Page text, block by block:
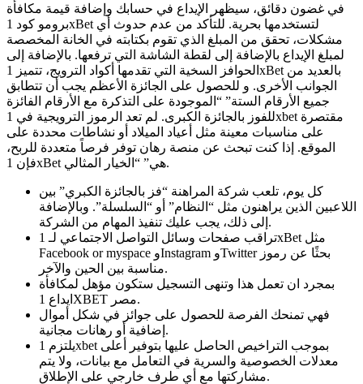
في غضون دقائق، سيظهر الإيداع في حسابك وإضافة قيمة مكافأة
برومو كود 1xBet لتستخدمها بحرية. للتأكد من عدم حدوث أي
مشكلات، تحقق من المبلغ الذي تقوم بكتابته في الخانة المخصصة
لمبلغ الإيداع بالإضافة إلى لقطة الشاشة التي ترفعها. بالإضافة إلى
الحوافز السخية التي تقدمها أكواد الترويج، تتميز 1xBet بالعديد من
الجوانب الأخرى. و للحصول على الجائزة الأعظم يجب أن تتطابق
جميع الأرقام الستة” “الموجودة على التذكرة مع الأرقام الفائزة
للفوز بالجائزة الكبرى. لم تعد الرموز الترويجية في 1xbet مقتصرة
على مناسبات معينة مثل أعياد الميلاد أو نشاطات محددة على
الموقع. إذا كنت تبحث عن منصة رهان توفر فرصاً متعددة للربح،
فإن 1xBet هي” “الخيار المثالي.
كل يوم، تلعب شركة المراهنة “فز بالجائزة الكبري” بين
اللاعبين الذين يراهنون مثل “النظام” أو “السلسلة”. وبالإضافة
إلى ذلك، يجب عليك تنفيذ المهام من الشركة.
تراقب صفحات وسائل التواصل الاجتماعي لـ 1xBet مثل
Facebook or myspace وInstagram وTwitter بحثًا عن رموز
مناسبة بين الحين والآخر.
بمجرد ان تعمل هذا وتنهى التسجيل ستكون مؤهل لمكافأة
ايداع 1XBET مصر.
فهي تمنحك الفرصة للحصول على جوائز في شكل أموال
إضافية أو رهانات مجانية.
يلتزم 1xbet بموجب التراخيص الحاصل عليها بتوفير أعلى
معدلات الخصوصية والسرية في التعامل مع بيانات، ولا يتم
مشاركتها مع أي طرف خارجي على الإطلاق.